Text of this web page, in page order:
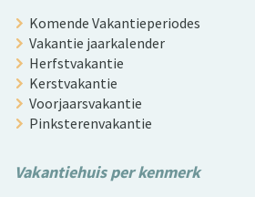
Komende Vakantieperiodes
Vakantie jaarkalender
Herfstvakantie
Kerstvakantie
Voorjaarsvakantie
Pinksterenvakantie
Vakantiehuis per kenmerk